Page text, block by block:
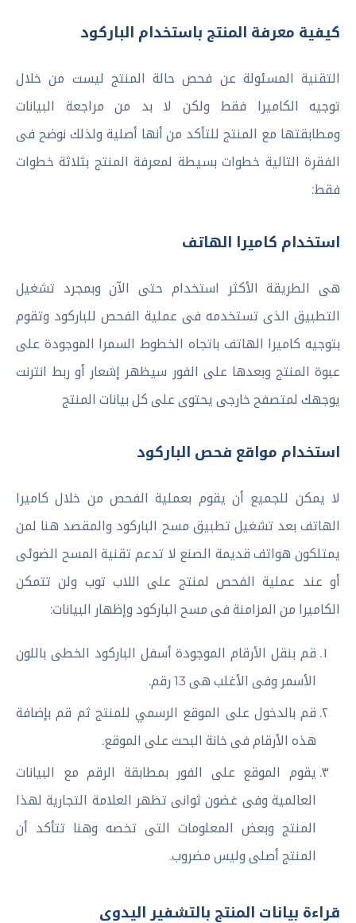
كيفية معرفة المنتج باستخدام الباركود
التقنية المسئولة عن فحص حالة المنتج ليست من خلال
توجيه الكاميرا فقط ولكن لا بد من مراجعة البيانات
ومطابقتها مع المنتج للتأكد من أنها أصلية ولذلك نوضح فى
الفقرة التالية خطوات بسيطة لمعرفة المنتج بثلاثة خطوات
فقط:
استخدام كاميرا الهاتف
هى الطريقة الأكثر استخدام حتى الآن وبمجرد تشغيل
التطبيق الذى تستخدمه فى عملية الفحص للباركود وتقوم
بتوجيه كاميرا الهاتف باتجاه الخطوط السمرا الموجودة على
عبوة المنتج وبعدها على الفور سيظهر إشعار أو ربط انترنت
يوجهك لمتصفح خارجى يحتوى على كل بيانات المنتج
استخدام مواقع فحص الباركود
لا يمكن للجميع أن يقوم بعملية الفحص من خلال كاميرا
الهاتف بعد تشغيل تطبيق مسح الباركود والمقصد هنا لمن
يمتلكون هواتف قديمة الصنع لا تدعم تقنية المسح الضوئى
أو عند عملية الفحص لمنتج على اللاب توب ولن تتمكن
الكاميرا من المزامنة فى مسح الباركود وإظهار البيانات:
قم بنقل الأرقام الموجودة أسفل الباركود الخطى باللون
الأسمر وفى الأغلب هى 13 رقم.
قم بالدخول على الموقع الرسمي للمنتج ثم قم بإضافة
هذه الأرقام فى خانة البحث على الموقع.
يقوم الموقع على الفور بمطابقة الرقم مع البيانات
العالمية وفى غضون ثوانى تظهر العلامة التجارية لهذا
المنتج وبعض المعلومات التى تخصه وهنا تتأكد أن
المنتج أصلى وليس مضروب.
قراءة بيانات المنتج بالتشفير اليدوى